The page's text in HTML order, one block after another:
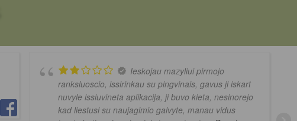
Ieskojau mazyliui pirmojo
ranksluoscio, issirinkau su pingvinais, gavus ji iskart
nuvyle issiuvineta aplikacija, ji buvo kieta, nesinorejo
kad liestusi su naujagimio galvyte, manau vidus